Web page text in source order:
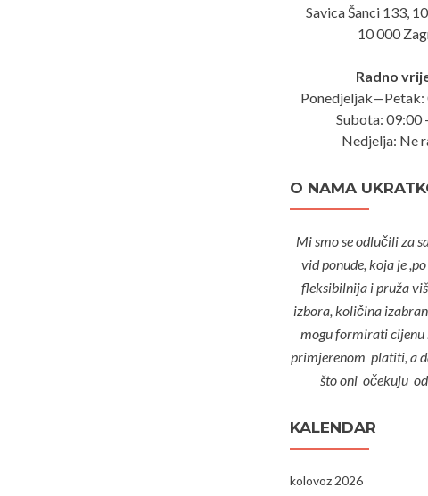
Savica Šanci 133,
10 000
Radno
Ponedjeljak—Petak:
Subota: 09:00
Nedjelja: Ne
O NAMA
Mi smo se odlučili za
vid ponude, koja je
fleksibilnija i pruža
izbora, količina
mogu formirati
primjerenom platiti, a
što oni očekuju
KALENDAR
kolovoz 2026